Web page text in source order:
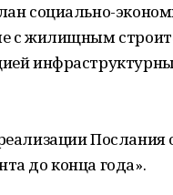
социально-
с жилищным
Послания
до конца года».